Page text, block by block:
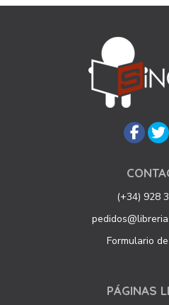
(+34) 928
Formulario
PÁGINAS